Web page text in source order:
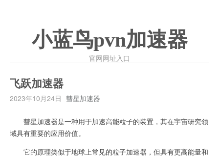
小蓝鸟pvn加速器
官网网址入口
飞跃加速器
2023年10月24日 彗星加速器
彗星加速器是一种用于加速高能粒子的装置，其在宇宙研究领
域具有重要的应用价值。
它的原理类似于地球上常见的粒子加速器，但具有更高能量和